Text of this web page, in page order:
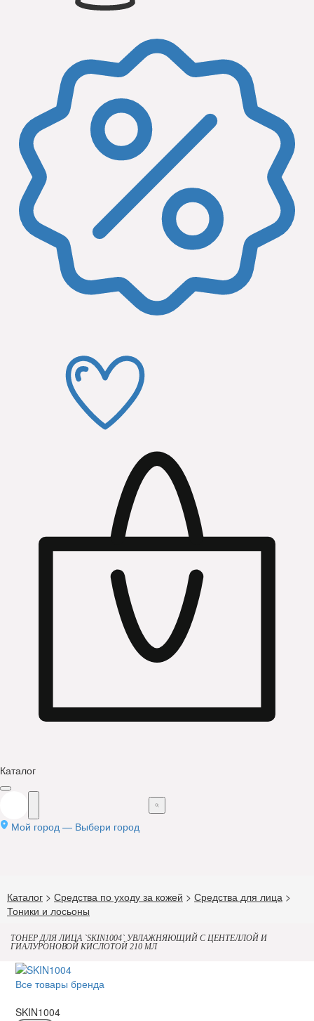
Каталог
Мой город — Выбери город
Каталог > Средства по уходу за кожей > Средства для лица >
Тоники и лосьоны
ТОНЕР ДЛЯ ЛИЦА `SKIN1004` УВЛАЖНЯЮЩИЙ С ЦЕНТЕЛЛОЙ И
ГИАЛУРОНОВОЙ КИСЛОТОЙ 210 МЛ
Все товары бренда
SKIN1004